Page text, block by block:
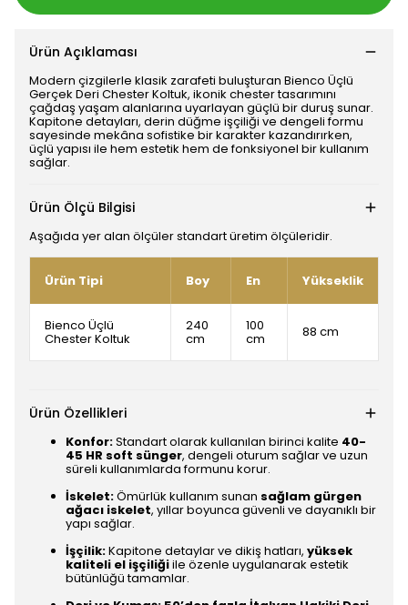
Ürün Açıklaması
Modern çizgilerle klasik zarafeti buluşturan Bienco Üçlü
Gerçek Deri Chester Koltuk, ikonik chester tasarımını
çağdaş yaşam alanlarına uyarlayan güçlü bir duruş sunar.
Kapitone detayları, derin düğme işçiliği ve dengeli formu
sayesinde mekâna sofistike bir karakter kazandırırken,
üçlü yapısı ile hem estetik hem de fonksiyonel bir kullanım
sağlar.
Ürün Ölçü Bilgisi
Aşağıda yer alan ölçüler standart üretim ölçüleridir.
Ürün Tipi Boy En Yükseklik
Bienco Üçlü
Chester Koltuk
240
cm
100
cm 88 cm
Ürün Özellikleri
Konfor:Standart olarak kullanılan birinci kalite 40-
45 HR soft sünger, dengeli oturum sağlar ve uzun
süreli kullanımlarda formunu korur.
İskelet:Ömürlük kullanım sunan sağlam gürgen
ağacı iskelet, yıllar boyunca güvenli ve dayanıklı bir
yapı sağlar.
İşçilik:Kapitone detaylar ve dikiş hatları, yüksek
kaliteli el işçiliğiile özenle uygulanarak estetik
bütünlüğü tamamlar.